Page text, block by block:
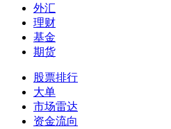
外汇
理财
基金
期货
股票排行
大单
市场雷达
资金流向